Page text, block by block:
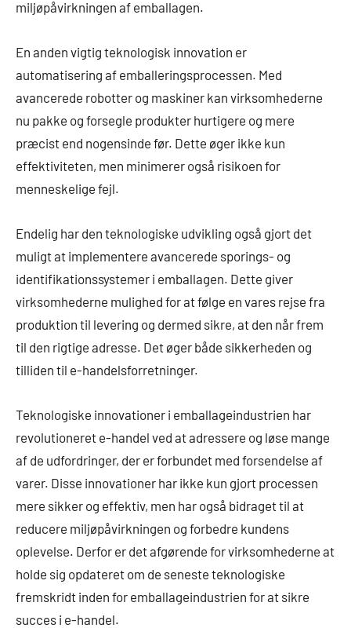
miljøpåvirkningen af emballagen.
En anden vigtig teknologisk innovation er
automatisering af emballeringsprocessen. Med
avancerede robotter og maskiner kan virksomhederne
nu pakke og forsegle produkter hurtigere og mere
præcist end nogensinde før. Dette øger ikke kun
effektiviteten, men minimerer også risikoen for
menneskelige fejl.
Endelig har den teknologiske udvikling også gjort det
muligt at implementere avancerede sporings- og
identifikationssystemer i emballagen. Dette giver
virksomhederne mulighed for at følge en vares rejse fra
produktion til levering og dermed sikre, at den når frem
til den rigtige adresse. Det øger både sikkerheden og
tilliden til e-handelsforretninger.
Teknologiske innovationer i emballageindustrien har
revolutioneret e-handel ved at adressere og løse mange
af de udfordringer, der er forbundet med forsendelse af
varer. Disse innovationer har ikke kun gjort processen
mere sikker og effektiv, men har også bidraget til at
reducere miljøpåvirkningen og forbedre kundens
oplevelse. Derfor er det afgørende for virksomhederne at
holde sig opdateret om de seneste teknologiske
fremskridt inden for emballageindustrien for at sikre
succes i e-handel.